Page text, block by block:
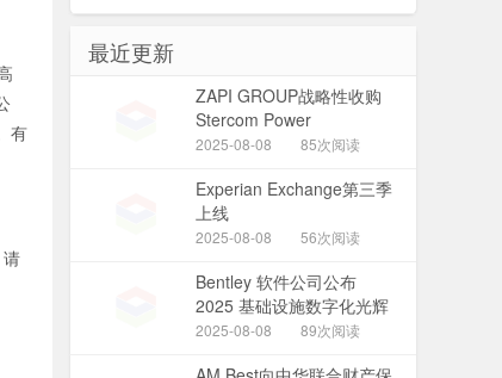
有
最近更新
ZAPI GROUP战略性收购
Stercom Power
Solutions，进一步拓展其电
2025-08-08 85次阅读
Experian Exchange第三季
上线
2025-08-08 56次阅读
Bentley 软件公司公布
2025 基础设施数字化光辉
大奖赛决赛入围者名单
2025-08-08 89次阅读